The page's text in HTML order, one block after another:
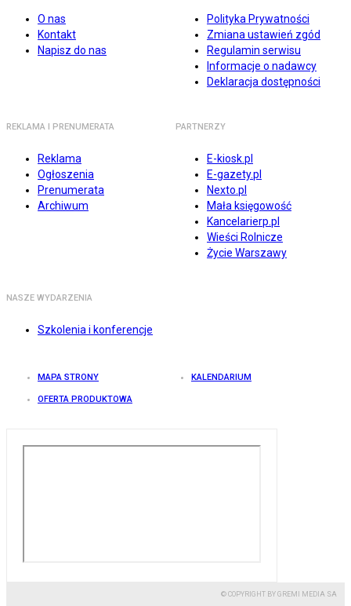
O nas
Kontakt
Napisz do nas
Polityka Prywatności
Zmiana ustawień zgód
Regulamin serwisu
Informacje o nadawcy
Deklaracja dostępności
REKLAMA I PRENUMERATA
Reklama
Ogłoszenia
Prenumerata
Archiwum
PARTNERZY
E-kiosk.pl
E-gazety.pl
Nexto.pl
Mała księgowość
Kancelarierp.pl
Wieści Rolnicze
Życie Warszawy
NASZE WYDARZENIA
Szkolenia i konferencje
MAPA STRONY KALENDARIUM
OFERTA PRODUKTOWA
© COPYRIGHT BY GREMI MEDIA SA